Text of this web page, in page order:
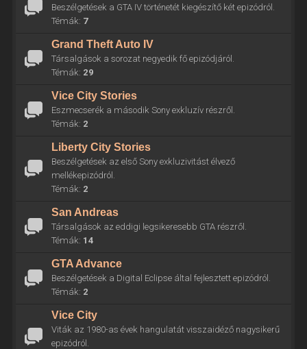
Beszélgetések a GTA IV történetét kiegészítő két epizódról.
Témák: 7
Grand Theft Auto IV
Társalgások a sorozat negyedik fő epizódjáról.
Témák: 29
Vice City Stories
Eszmecserék a második Sony exkluzív részről.
Témák: 2
Liberty City Stories
Beszélgetések az első Sony exkluzivitást élvező
mellékepizódról.
Témák: 2
San Andreas
Társalgások az eddigi legsikeresebb GTA részről.
Témák: 14
GTA Advance
Beszélgetések a Digital Eclipse által fejlesztett epizódról.
Témák: 2
Vice City
Viták az 1980-as évek hangulatát visszaidéző nagysikerű
epizódról.